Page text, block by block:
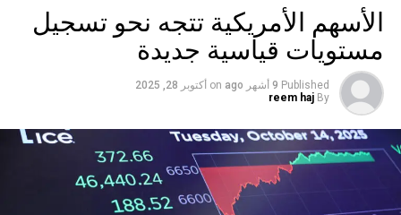
الأسهم الأمريكية تتجه نحو تسجيل
مستويات قياسية جديدة
Published 9 أشهر ago on أكتوبر 28, 2025
By
reem haj